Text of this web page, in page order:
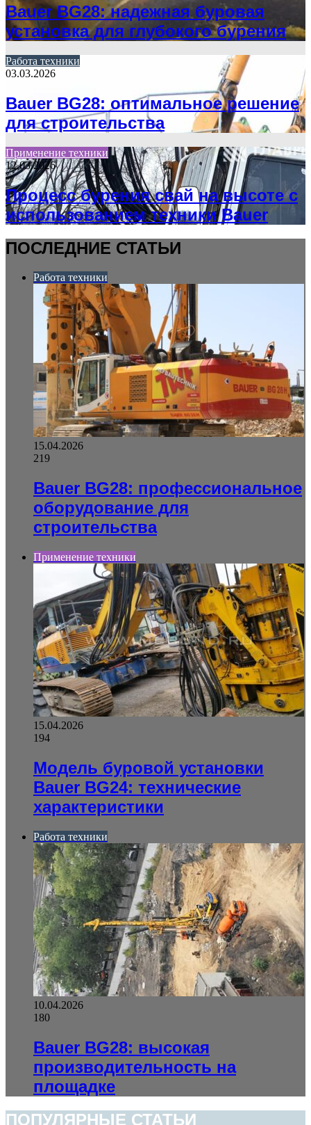
Bauer BG28: надежная буровая
установка для глубокого бурения
Работа техники
03.03.2026
Bauer BG28: оптимальное решение
для строительства
Применение техники
12.03.2026
Процесс бурения свай на высоте с
использованием техники Bauer
ПОСЛЕДНИЕ СТАТЬИ
Работа техники
15.04.2026
219
Bauer BG28: профессиональное
оборудование для
строительства
Применение техники
15.04.2026
194
Модель буровой установки
Bauer BG24: технические
характеристики
Работа техники
10.04.2026
180
Bauer BG28: высокая
производительность на
площадке
ПОПУЛЯРНЫЕ СТАТЬИ